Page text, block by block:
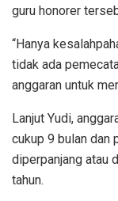
guru honorer
“Hanya
tidak ada
anggaran untuk
Lanjut Yudi,
cukup 9 bulan dan
diperpanjang atau
tahun.